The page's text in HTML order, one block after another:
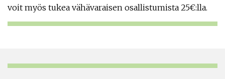
voit myös tukea vähävaraisen osallistumista 25€:lla.